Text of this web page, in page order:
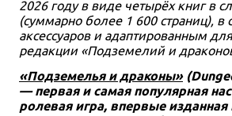
2026 году в виде четырёх книг в
(суммарно более 1 600 страниц),
аксессуаров и адаптированным
редакции «Подземелий и
«Подземелья и драконы»
— первая и самая популярная
ролевая игра, впервые изданная